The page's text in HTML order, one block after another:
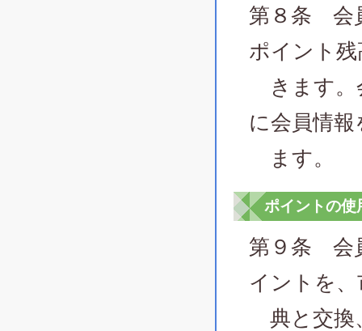
第８条 会
ポイント
きます。
に会員情
ます。
ポイントの使
第９条 会
イントを
典と交換